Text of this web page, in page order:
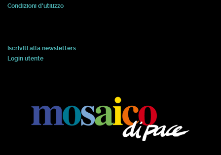
Condizioni d'utilizzo
Iscriviti alla newsletters
Login utente